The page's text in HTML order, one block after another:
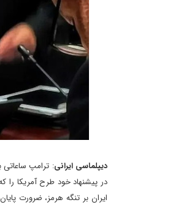
دیپلماسی ایرانی: ترامپ ساعاتی
در پیشنهاد خود طرح آمریکا را
ایران بر تنگه هرمز، ضرورت